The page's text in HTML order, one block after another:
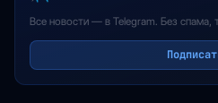
Все новости — в Telegram. Без спама,